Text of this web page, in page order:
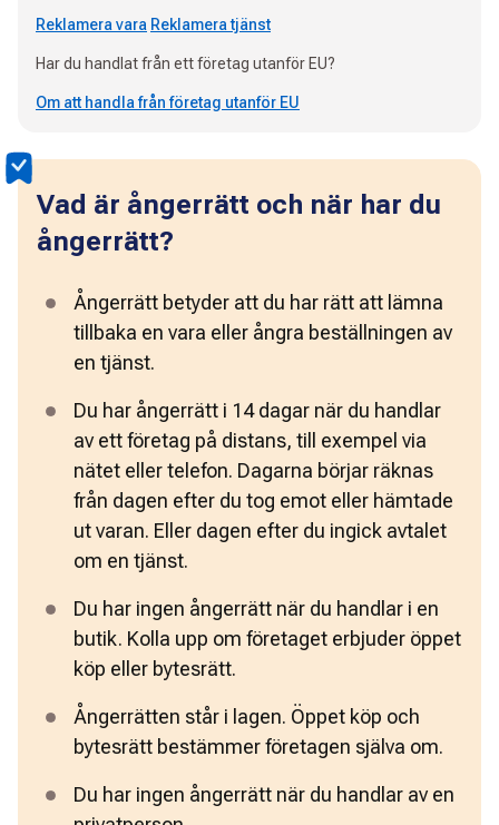
Reklamera vara Reklamera tjänst
Har du handlat från ett företag utanför EU?
Om att handla från företag utanför EU
Vad är ångerrätt och när har du
ångerrätt?
Ångerrätt betyder att du har rätt att lämna
tillbaka en vara eller ångra beställningen av
en tjänst.
Du har ångerrätt i 14 dagar när du handlar
av ett företag på distans, till exempel via
nätet eller telefon. Dagarna börjar räknas
från dagen efter du tog emot eller hämtade
ut varan. Eller dagen efter du ingick avtalet
om en tjänst.
Du har ingen ångerrätt när du handlar i en
butik. Kolla upp om företaget erbjuder öppet
köp eller bytesrätt.
Ångerrätten står i lagen. Öppet köp och
bytesrätt bestämmer företagen själva om.
Du har ingen ångerrätt när du handlar av en